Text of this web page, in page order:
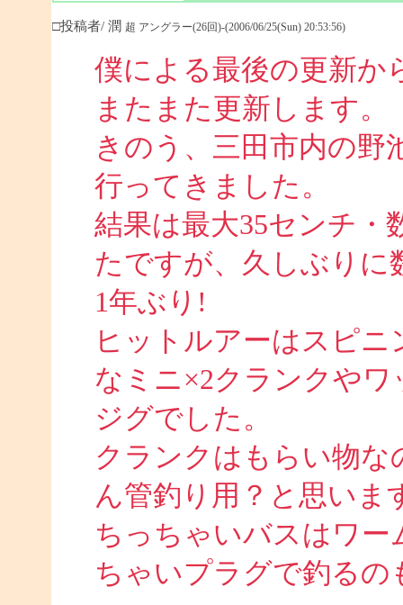
□投稿者/ 潤 超 アングラー(26回)-(2006/06/25(Sun) 20:53:56)
僕による最後の更新か
またまた更新します。
きのう、三田市内の野
行ってきました。
結果は最大35センチ・
たですが、久しぶりに
1年ぶり!
ヒットルアーはスピ
なミニ×2クランクや
ジグでした。
クランクはもらい物
ん管釣り用？と思いま
ちっちゃいバスはワ
ちゃいプラグで釣るの